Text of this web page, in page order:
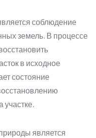
соблюдение
земель. В процессе
в исходное
состояние
участке.
является